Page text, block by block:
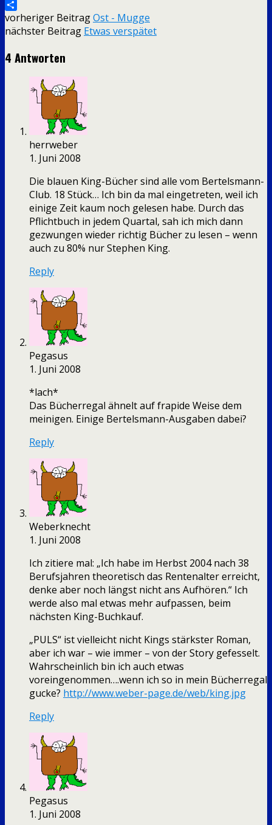
Teilen
vorheriger BeitragOst - Mugge
nächster Beitrag Etwas verspätet
4 Antworten
herrweber
1. Juni 2008
Die blauen King-Bücher sind alle vom Bertelsmann-
Club. 18 Stück… Ich bin da mal eingetreten, weil ich
einige Zeit kaum noch gelesen habe. Durch das
Pflichtbuch in jedem Quartal, sah ich mich dann
gezwungen wieder richtig Bücher zu lesen – wenn
auch zu 80% nur Stephen King.
Reply
Pegasus
1. Juni 2008
*lach*
Das Bücherregal ähnelt auf frapide Weise dem
meinigen. Einige Bertelsmann-Ausgaben dabei?
Reply
Weberknecht
1. Juni 2008
Ich zitiere mal: „Ich habe im Herbst 2004 nach 38
Berufsjahren theoretisch das Rentenalter erreicht,
denke aber noch längst nicht ans Aufhören.“ Ich
werde also mal etwas mehr aufpassen, beim
nächsten King-Buchkauf.
„PULS“ ist vielleicht nicht Kings stärkster Roman,
aber ich war – wie immer – von der Story gefesselt.
Wahrscheinlich bin ich auch etwas
voreingenommen….wenn ich so in mein Bücherregal
gucke? http://www.weber-page.de/web/king.jpg
Reply
Pegasus
1. Juni 2008